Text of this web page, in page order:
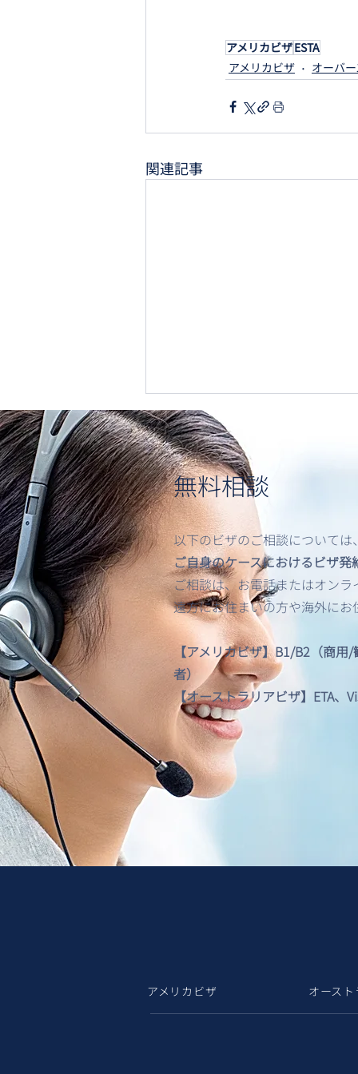
アメリカビザESTA
アメリカビザ
オーバ
関連記事
米国出入国時における顔認
証・バイオメトリクス提出の
義務化について
無料相談
以下のビザのご相談については
ご自身のケースにおけるビザ
ご相談は、お電話またはオン
遠方にお住まいの方や海外に
【アメリカビザ】B1/B2（商
者）
【オーストラリアビザ】ETA、
アメリカビザ オース